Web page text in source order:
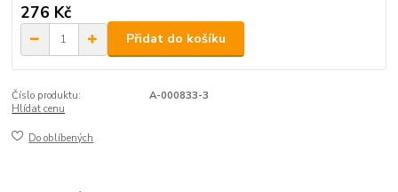
276 Kč
Přidat do košíku
Číslo produktu:
A-000833-3
Hlídat cenu
Do oblíbených